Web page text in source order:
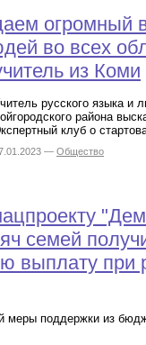
огромный
во всех
из Коми
русского языка и
района
клуб о
— Общество
семей
выплату при
меры поддержки из